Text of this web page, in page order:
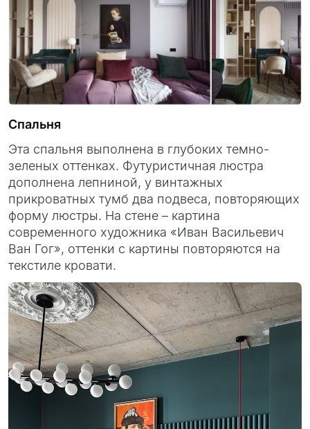
Спальня
Эта спальня выполнена в глубоких темно-
зеленых оттенках. Футуристичная люстра
дополнена лепниной, у винтажных
прикроватных тумб два подвеса, повторяющих
форму люстры. На стене – картина
современного художника «Иван Васильевич
Ван Гог», оттенки с картины повторяются на
текстиле кровати.